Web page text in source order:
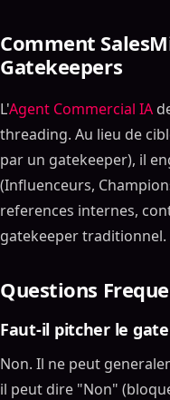
Comment
Gatekeepers
L'Agent Commercial IA
threading. Au lieu de
par un gatekeeper), il
(Influenceurs,
references internes,
gatekeeper traditionnel.
Questions
Faut-il pitcher le
Non. Il ne peut
il peut dire "Non"